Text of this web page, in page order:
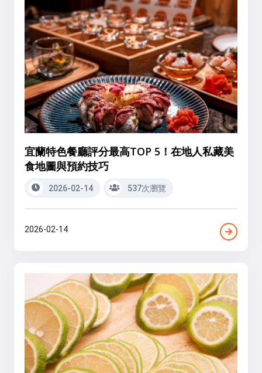
宜蘭特色餐廳評分最高TOP 5！在地人私藏美
食地圖與預約技巧
2026-02-14 537次瀏覽
2026-02-14